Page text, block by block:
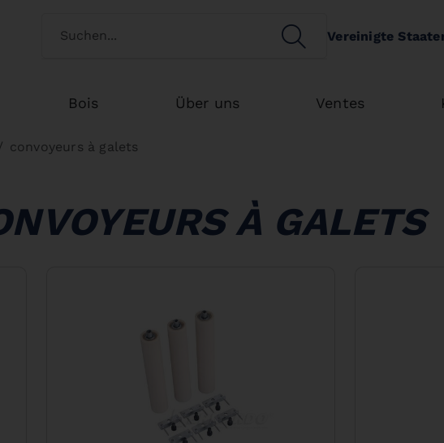
Switch customertype SEARCHVereinigte
Bois Über uns Ventes
convoyeurs à galets
À GALETS